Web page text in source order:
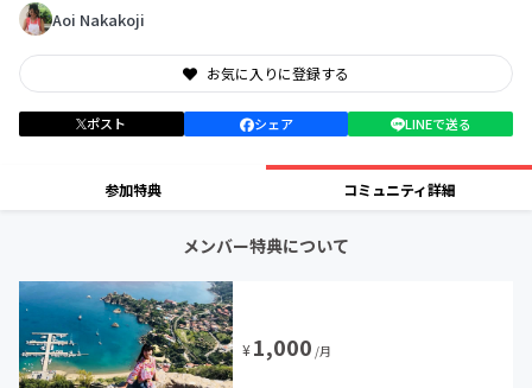
Aoi Nakakoji
お気に入りに登録する
ポスト シェア LINEで送る
参加特典 コミュニティ詳細
メンバー特典について
¥1,000 /月